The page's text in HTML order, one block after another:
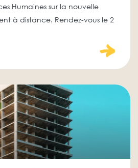
Humaines sur la nouvelle
à distance. Rendez-vous le 2